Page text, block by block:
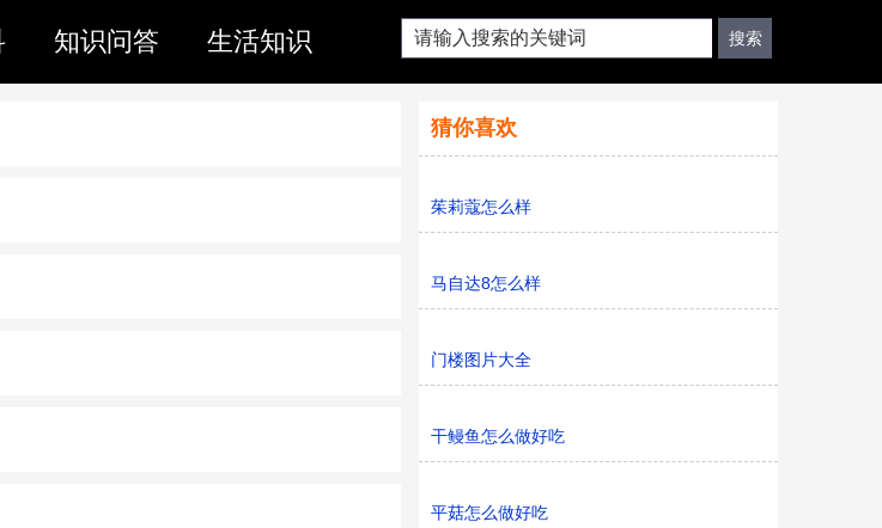
知识问答 生活知识
猜你喜欢
茱莉蔻怎么样
马自达8怎么样
门楼图片大全
干鳗鱼怎么做好吃
平菇怎么做好吃